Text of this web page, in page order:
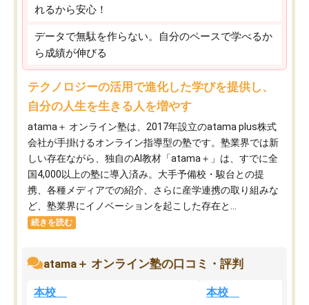
れるから安心！
データで無駄を作らない。自分のペースで学べるか
ら成績が伸びる
テクノロジーの活用で進化した学びを提供し、
自分の人生を生きる人を増やす
atama＋ オンライン塾は、2017年設立のatama plus株式
会社が手掛けるオンライン指導型の塾です。塾業界では新
しい存在ながら、独自のAI教材「atama＋」は、すでに全
国4,000以上の塾に導入済み。大手予備校・駿台との提
携、各種メディアでの紹介、さらに産学連携の取り組みな
ど、塾業界にイノベーションを起こした存在と...
続きを読む
atama＋ オンライン塾の口コミ・評判
本校 本校